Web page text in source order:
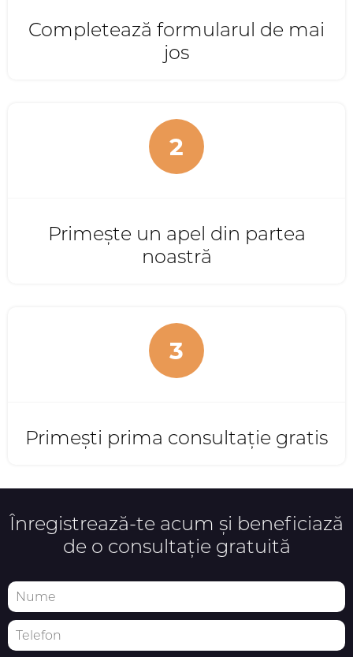
Completează formularul de mai
jos
2
Primește un apel din partea
noastră
3
Primești prima consultație gratis
Înregistrează-te acum și beneficiază
de o consultație gratuită